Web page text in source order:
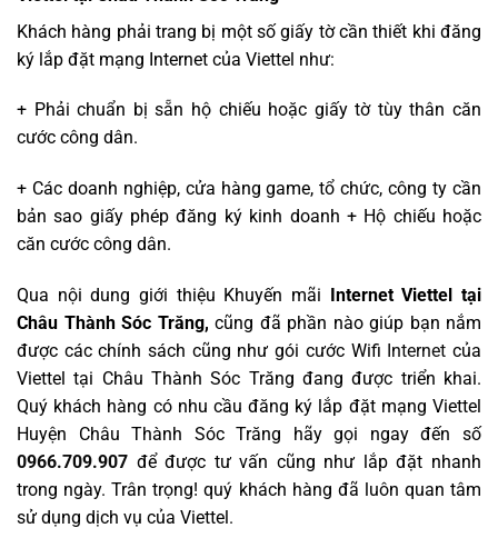
Khách hàng phải trang bị một số giấy tờ cần thiết khi đăng
ký lắp đặt mạng Internet của Viettel như:
+ Phải chuẩn bị sẵn hộ chiếu hoặc giấy tờ tùy thân căn
cước công dân.
+ Các doanh nghiệp, cửa hàng game, tổ chức, công ty cần
bản sao giấy phép đăng ký kinh doanh + Hộ chiếu hoặc
căn cước công dân.
Qua nội dung giới thiệu Khuyến mãi Internet Viettel tại
Châu Thành Sóc Trăng, cũng đã phần nào giúp bạn nắm
được các chính sách cũng như gói cước Wifi Internet của
Viettel tại Châu Thành Sóc Trăng đang được triển khai.
Quý khách hàng có nhu cầu đăng ký lắp đặt mạng Viettel
Huyện Châu Thành Sóc Trăng hãy gọi ngay đến số
0966.709.907 để được tư vấn cũng như lắp đặt nhanh
trong ngày. Trân trọng! quý khách hàng đã luôn quan tâm
sử dụng dịch vụ của Viettel.